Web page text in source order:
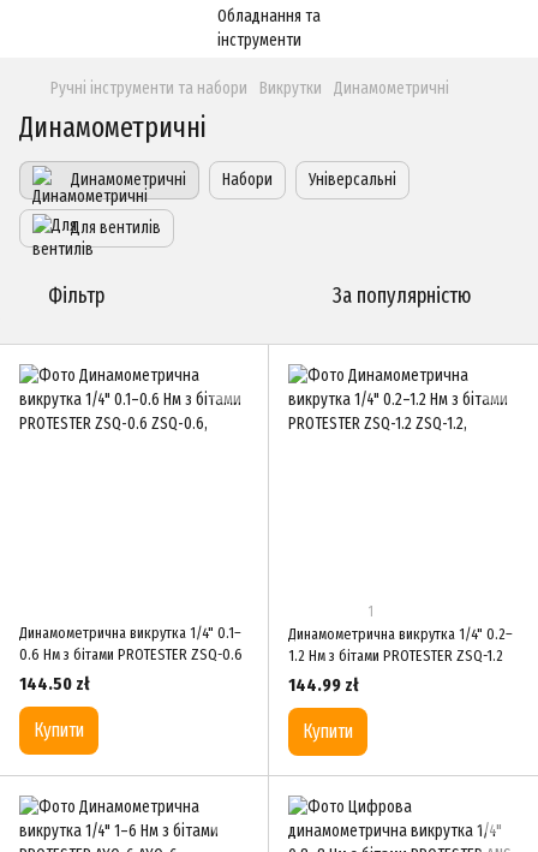
Ручні інструменти та набори Викрутки Динамометричні
Динамометричні
Динамометричні Набори Універсальні
Для вентилів
Фільтр За популярністю
Динамометрична викрутка 1/4" 0.1–
0.6 Нм з бітами PROTESTER ZSQ-0.6
144.50 zł
Купити
1
Динамометрична викрутка 1/4" 0.2–
1.2 Нм з бітами PROTESTER ZSQ-1.2
144.99 zł
Купити